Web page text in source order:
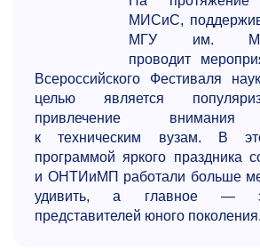
МИСиС,
МГУ им.
проводит
Всероссийского Фестиваля
целью является
привлечение внимания
к техническим вузам. В
программой яркого праздника
и ОНТИиМП работали больше
удивить, а главное —
представителей юного поколения.